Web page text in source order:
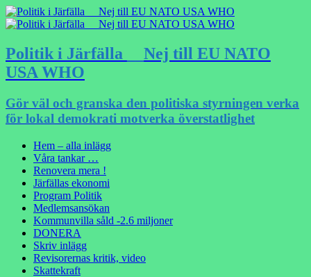
Politik i Järfälla __Nej till EU NATO
USA WHO
Gör väl och granska den politiska styrningen verka
för lokal demokrati motverka överstatlighet
Hem – alla inlägg
Våra tankar …
Renovera mera !
Järfällas ekonomi
Program Politik
Medlemsansökan
Kommunvilla såld -2.6 miljoner
DONERA
Skriv inlägg
Revisorernas kritik, video
Skattekraft